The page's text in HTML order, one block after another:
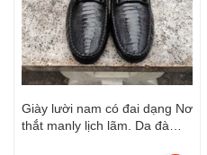
Giày lười nam có đai dạng Nơ
thắt manly lịch lãm. Da đà